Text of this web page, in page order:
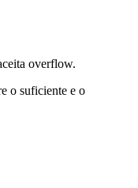
overflow.
o suficiente e o